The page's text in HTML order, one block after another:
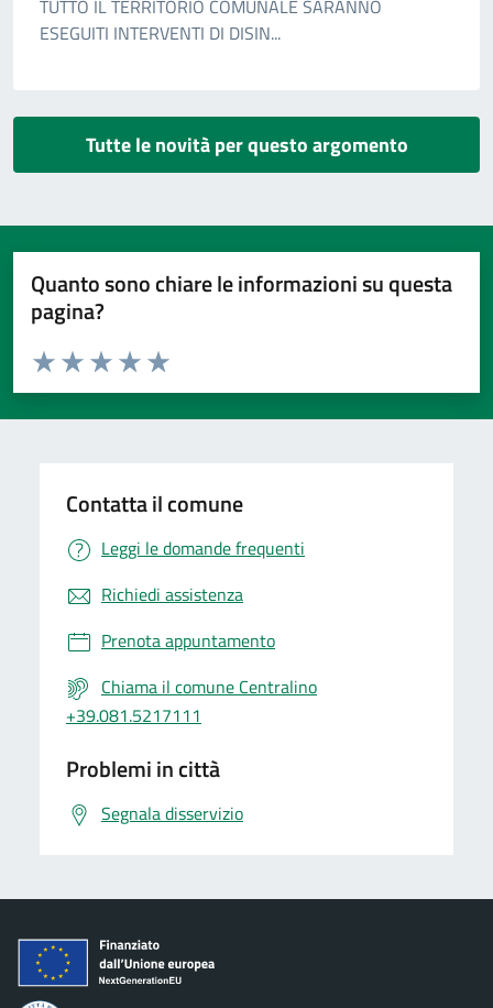
TUTTO IL TERRITORIO COMUNALE SARANNO
ESEGUITI INTERVENTI DI DISIN...
Tutte le novità per questo argomento
Quanto sono chiare le informazioni su questa
pagina?
Valuta da 1 a 5 stelle la pagina
Valuta 5 stelle su 5
Valuta 4 stelle su 5
Valuta 3 stelle su 5
Valuta 2 stelle su 5
Valuta 1 stelle su 5
Contatta il comune
Leggi le domande frequenti
Richiedi assistenza
Prenota appuntamento
Chiama il comune Centralino
+39.081.5217111
Problemi in città
Segnala disservizio